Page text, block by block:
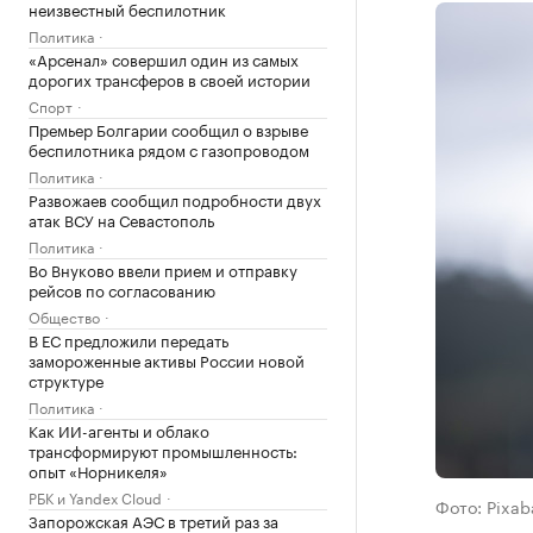
неизвестный беспилотник
Политика
«Арсенал» совершил один из самых
дорогих трансферов в своей истории
Спорт
Премьер Болгарии сообщил о взрыве
беспилотника рядом с газопроводом
Политика
Развожаев сообщил подробности двух
атак ВСУ на Севастополь
Политика
Во Внуково ввели прием и отправку
рейсов по согласованию
Общество
В ЕС предложили передать
замороженные активы России новой
структуре
Политика
Как ИИ-агенты и облако
трансформируют промышленность:
опыт «Норникеля»
РБК и Yandex Cloud
Запорожская АЭС в третий раз за
Фото: